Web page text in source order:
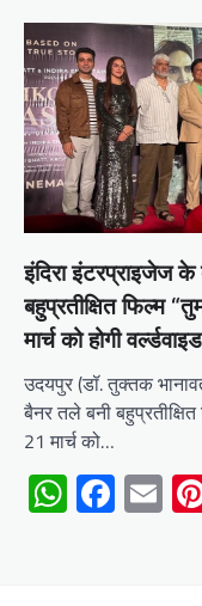
इंदिरा इंटरप्राइजेज
बहुप्रतीक्षित फिल्म
मार्च को होगी
उदयपुर (डॉ. तुक्तक
बैनर तले बनी
21 मार्च को…